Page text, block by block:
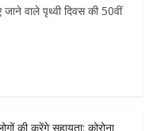
वाले पृथ्वी दिवस की 50वीं
की करेंगे सहायता: कोरोना